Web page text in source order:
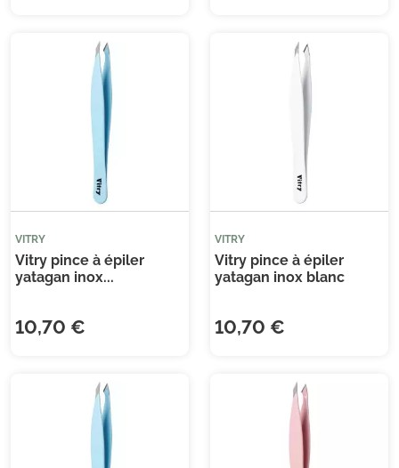
VITRY
Vitry pince à épiler
yatagan inox...
10,70 €
VITRY
Vitry pince à épiler
yatagan inox blanc
10,70 €
Je consens également à recevoir les offres
promotionnelles.
confidentialité.